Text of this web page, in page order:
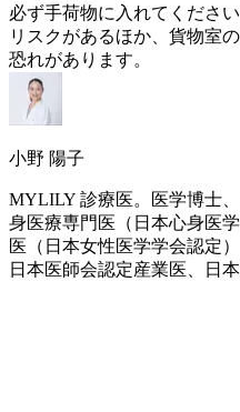
必ず手荷物に入れてくださ
リスクがあるほか、貨物室
恐れがあります。
小野 陽子
MYLILY 診療医。医学博士
身医療専門医（日本心身医
医（日本女性医学学会認定
日本医師会認定産業医、日